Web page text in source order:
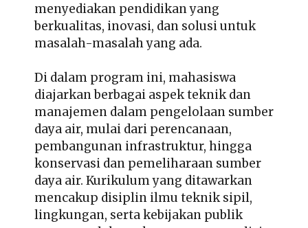
menyediakan pendidikan yang
berkualitas, inovasi, dan solusi untuk
masalah-masalah yang ada.
Di dalam program ini, mahasiswa
diajarkan berbagai aspek teknik dan
manajemen dalam pengelolaan sumber
daya air, mulai dari perencanaan,
pembangunan infrastruktur, hingga
konservasi dan pemeliharaan sumber
daya air. Kurikulum yang ditawarkan
mencakup disiplin ilmu teknik sipil,
lingkungan, serta kebijakan publik